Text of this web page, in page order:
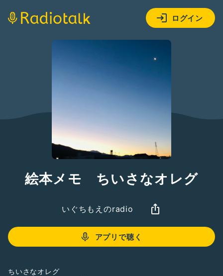
ログイン
絵本メモ ちいさなオレグ
いぐちもえのradio
アプリで聴く
ちいさなオレグ